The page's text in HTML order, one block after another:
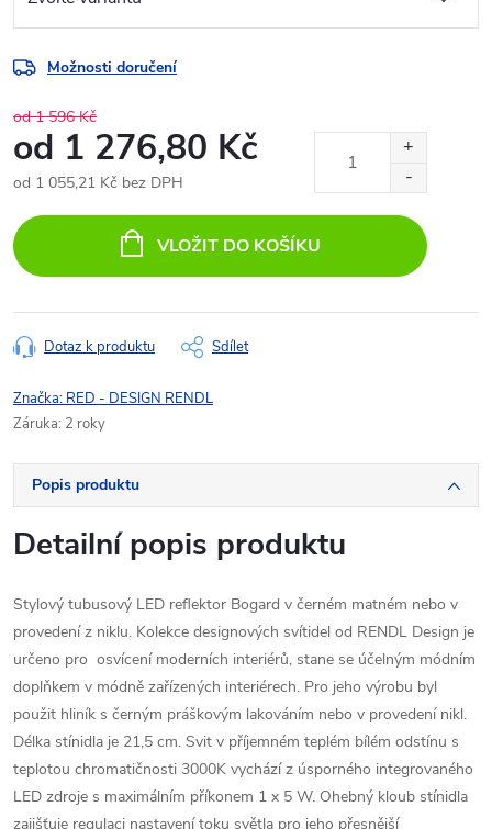
Možnosti doručení
od 1 596 Kč
od 1 276,80 Kč
od 1 055,21 Kč bez DPH
cena:
VLOŽIT DO KOŠÍKU
Dotaz k produktu Sdílet
Značka: RED - DESIGN RENDL
Záruka: 2 roky
Popis produktu
Detailní popis produktu
Stylový tubusový LED reflektor Bogard v černém matném nebo v
provedení z niklu. Kolekce designových svítidel od RENDL Design je
určeno pro osvícení moderních interiérů, stane se účelným módním
doplňkem v módně zařízených interiérech. Pro jeho výrobu byl
použit hliník s černým práškovým lakováním nebo v provedení nikl.
Délka stínidla je 21,5 cm. Svit v příjemném teplém bílém odstínu s
teplotou chromatičnosti 3000K vychází z úsporného integrovaného
LED zdroje s maximálním příkonem 1 x 5 W. Ohebný kloub stínidla
zajišťuje regulaci nastavení toku světla pro jeho přesnější